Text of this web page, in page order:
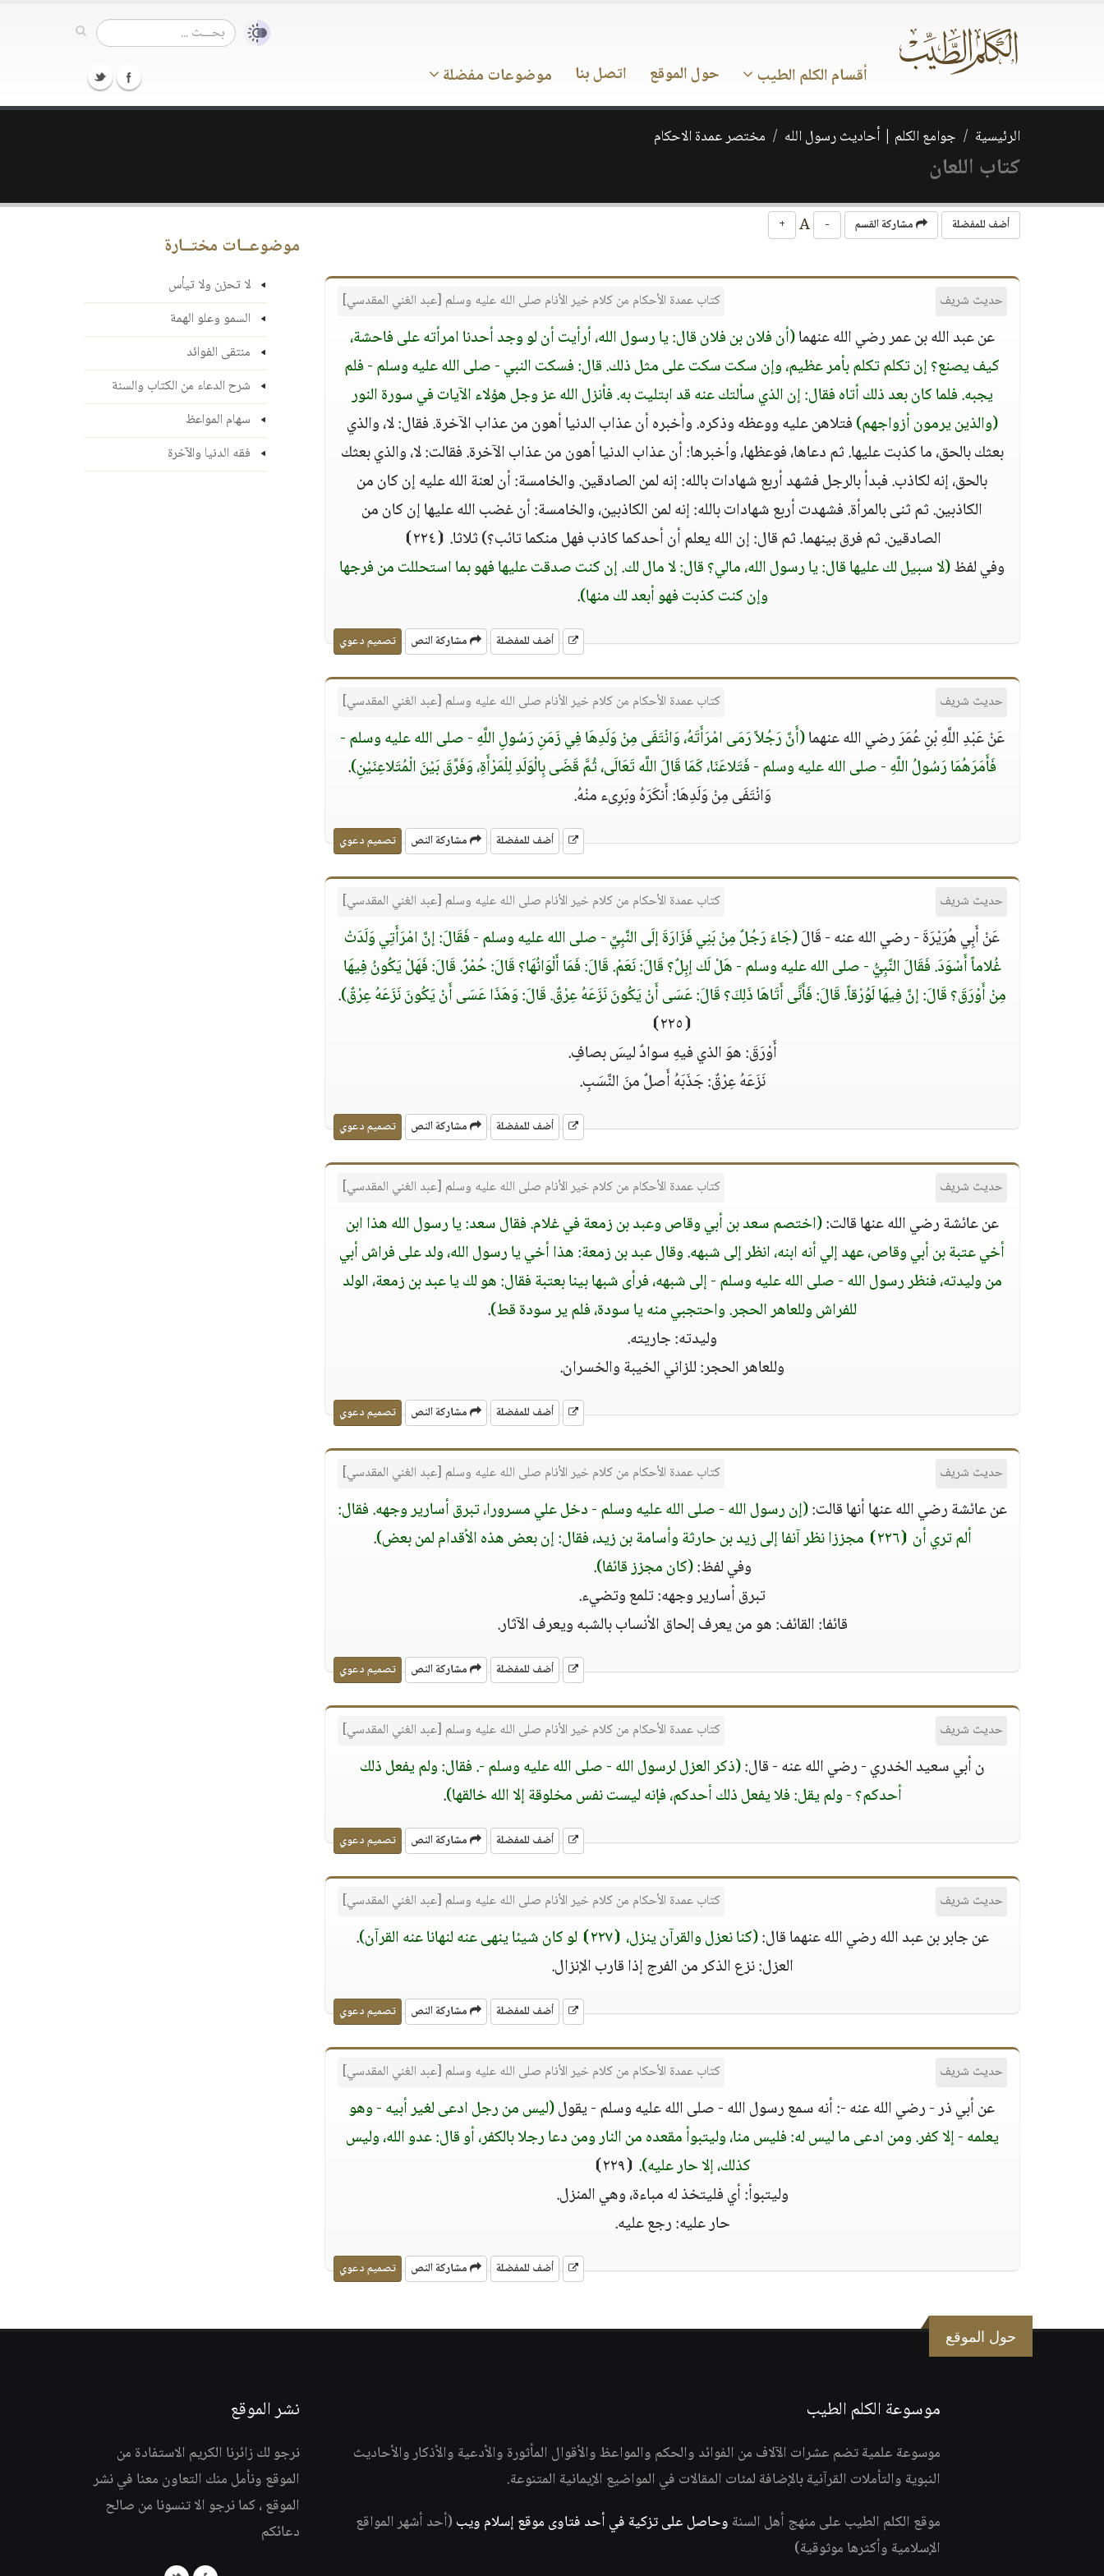
أقسام الكلم الطيب حول الموقع اتصل بنا موضوعات مفضلة
الرئيسية جوامع الكلم | أحاديث رسول الله مختصر عمدة الاحكام
كتاب اللعان
أضف للمفضلة مشاركة القسم -
+
حديث شريف كتاب عمدة الأحكام من كلام خير الأنام صلى الله عليه وسلم [عبد الغني المقدسي]
عن عبد الله بن عمر رضي الله عنهما(أن فلان بن فلان قال: يا رسول الله، أرأيت أن لو وجد أحدنا امرأته على فاحشة،
كيف يصنع؟ إن تكلم تكلم بأمر عظيم، وإن سكت سكت على مثل ذلك. قال: فسكت النبي - صلى الله عليه وسلم - فلم
يجبه. فلما كان بعد ذلك أتاه فقال: إن الذي سألتك عنه قد ابتليت به. فأنزل الله عز وجل هؤلاء الآيات في سورة النور
(والذين يرمون أزواجهم)فتلاهن عليه ووعظه وذكره. وأخبره أن عذاب الدنيا أهون من عذاب الآخرة. فقال: لا، والذي
بعثك بالحق، ما كذبت عليها. ثم دعاها، فوعظها، وأخبرها: أن عذاب الدنيا أهون من عذاب الآخرة. فقالت: لا، والذي بعثك
بالحق، إنه لكاذب. فبدأ بالرجل فشهد أربع شهادات بالله: إنه لمن الصادقين. والخامسة: أن لعنة الله عليه إن كان من
الكاذبين. ثم ثنى بالمرأة. فشهدت أربع شهادات بالله: إنه لمن الكاذبين، والخامسة: أن غضب الله عليها إن كان من
الصادقين. ثم فرق بينهما. ثم قال: إن الله يعلم أن أحدكما كاذب فهل منكما تائب؟) ثلاثا. ⦗٢٢٤⦘
وفي لفظ(لا سبيل لك عليها قال: يا رسول الله، مالي؟ قال: لا مال لك. إن كنت صدقت عليها فهو بما استحللت من فرجها
وإن كنت كذبت فهو أبعد لك منها).
أضف للمفضلة مشاركة النص تصميم دعوي
حديث شريف كتاب عمدة الأحكام من كلام خير الأنام صلى الله عليه وسلم [عبد الغني المقدسي]
عَنْ عَبْدِ اللَّهِ بْنِ عُمَرَ رضي الله عنهما(أَنَّ رَجُلاً رَمَى امْرَأَتَهُ، وَانْتَفَى مِنْ وَلَدِهَا فِي زَمَنِ رَسُولِ اللَّهِ - صلى الله عليه وسلم -
فَأَمَرَهُمَا رَسُولُ اللَّهِ - صلى الله عليه وسلم - فَتَلاعَنَا، كَمَا قَالَ اللَّه تَعَالَى، ثُمَّ قَضَى بِالْوَلَدِ لِلْمَرْأَةِ، وَفَرَّقَ بَيْنَ الْمُتَلاعِنَيْنِ).
وَانْتَفَى مِنْ وَلَدِهَا: أَنكَرَهُ وبَرِىء منْهُ.
أضف للمفضلة مشاركة النص تصميم دعوي
حديث شريف كتاب عمدة الأحكام من كلام خير الأنام صلى الله عليه وسلم [عبد الغني المقدسي]
عَنْ أَبِي هُرَيْرَةَ - رضي الله عنه - قَالَ(جَاءَ رَجُلٌ مِنْ بَنِي فَزَارَةَ إلَى النَّبِيِّ - صلى الله عليه وسلم - فَقَالَ: إنَّ امْرَأَتِي وَلَدَتْ
غُلاماً أَسْوَدَ. فَقَالَ النَّبِيُّ - صلى الله عليه وسلم - هَلْ لَك إبِلٌ؟ قَالَ: نَعَمْ. قَالَ: فَمَا أَلْوَانُهَا؟ قَالَ: حُمْرٌ. قَالَ: فَهَلْ يَكُونُ فِيهَا
مِنْ أَوْرَقَ؟ قَالَ: إنَّ فِيهَا لَوُرْقاً. قَالَ: فَأَنَّى أَتَاهَا ذَلِكَ؟ قَالَ: عَسَى أَنْ يَكُونَ نَزَعَهُ عِرْقٌ. قَالَ: وَهَذَا عَسَى أَنْ يَكُونَ نَزَعَهُ عِرْقٌ).
⦗٢٢٥⦘
أَوْرَقَ: هوَ الذي فيهِ سوادٌ ليسَ بصافٍ.
نَزَعَهُ عِرْقٌ: جَذَبَهُ أَصلٌ منَ النَّسَبِ.
أضف للمفضلة مشاركة النص تصميم دعوي
حديث شريف كتاب عمدة الأحكام من كلام خير الأنام صلى الله عليه وسلم [عبد الغني المقدسي]
عن عائشة رضي الله عنها قالت:(اختصم سعد بن أبي وقاص وعبد بن زمعة في غلام. فقال سعد: يا رسول الله هذا ابن
أخي عتبة بن أبي وقاص، عهد إلي أنه ابنه، انظر إلى شبهه. وقال عبد بن زمعة: هذا أخي يا رسول الله، ولد على فراش أبي
من وليدته، فنظر رسول الله - صلى الله عليه وسلم - إلى شبهه، فرأى شبها بينا بعتبة فقال: هو لك يا عبد بن زمعة، الولد
للفراش وللعاهر الحجر. واحتجبي منه يا سودة، فلم ير سودة قط).
وليدته: جاريته.
وللعاهر الحجر: للزاني الخيبة والخسران.
أضف للمفضلة مشاركة النص تصميم دعوي
حديث شريف كتاب عمدة الأحكام من كلام خير الأنام صلى الله عليه وسلم [عبد الغني المقدسي]
عن عائشة رضي الله عنها أنها قالت:(إن رسول الله - صلى الله عليه وسلم - دخل علي مسرورا، تبرق أسارير وجهه. فقال:
ألم تري أن ⦗٢٢٦⦘ مجززا نظر آنفا إلى زيد بن حارثة وأسامة بن زيد، فقال: إن بعض هذه الأقدام لمن بعض)
.
وفي لفظ:(كان مجزز قائفا).
تبرق أسارير وجهه: تلمع وتضيء.
قائفا: القائف: هو من يعرف إلحاق الأنساب بالشبه ويعرف الآثار.
أضف للمفضلة مشاركة النص تصميم دعوي
حديث شريف كتاب عمدة الأحكام من كلام خير الأنام صلى الله عليه وسلم [عبد الغني المقدسي]
ن أبي سعيد الخدري - رضي الله عنه - قال:(ذكر العزل لرسول الله - صلى الله عليه وسلم -. فقال: ولم يفعل ذلك
أحدكم؟ - ولم يقل: فلا يفعل ذلك أحدكم، فإنه ليست نفس مخلوقة إلا الله خالقها).
أضف للمفضلة مشاركة النص تصميم دعوي
حديث شريف كتاب عمدة الأحكام من كلام خير الأنام صلى الله عليه وسلم [عبد الغني المقدسي]
عن جابر بن عبد الله رضي الله عنهما قال:(كنا نعزل والقرآن ينزل، ⦗٢٢٧⦘ لو كان شيئا ينهى عنه لنهانا عنه القرآن)
.
العزل: نزع الذكر من الفرج إذا قارب الإنزال.
أضف للمفضلة مشاركة النص تصميم دعوي
حديث شريف كتاب عمدة الأحكام من كلام خير الأنام صلى الله عليه وسلم [عبد الغني المقدسي]
عن أبي ذر - رضي الله عنه -: أنه سمع رسول الله - صلى الله عليه وسلم - يقول(ليس من رجل ادعى لغير أبيه - وهو
يعلمه - إلا كفر. ومن ادعى ما ليس له: فليس منا، وليتبوأ مقعده من النار ومن دعا رجلا بالكفر، أو قال: عدو الله، وليس
كذلك، إلا حار عليه). ⦗٢٢٩⦘
وليتبوأ: أي فليتخذ له مباءة، وهي المنزل.
حار عليه: رجع عليه.
أضف للمفضلة مشاركة النص تصميم دعوي
موضوعــات مختــارة
لا تحزن ولا تيأس
السمو وعلو الهمة
منتقى الفوائد
شرح الدعاء من الكتاب والسنة
سهام المواعظ
فقه الدنيا والآخرة
حول الموقع
موسوعة الكلم الطيب
موسوعة علمية تضم عشرات الآلاف من الفوائد والحكم والمواعظ والأقوال المأثورة والأدعية والأذكار والأحاديث
النبوية والتأملات القرآنية بالإضافة لمئات المقالات في المواضيع الإيمانية المتنوعة.
موقع الكلم الطيب على منهج أهل السنة وحاصل على تزكية في أحد فتاوى موقع إسلام ويب (أحد أشهر المواقع
الإسلامية وأكثرها موثوقية)
نشر الموقع
نرجو لك زائرنا الكريم الاستفادة من
الموقع ونأمل منك التعاون معنا في نشر
الموقع ، كما نرجو الا تنسونا من صالح
دعائكم